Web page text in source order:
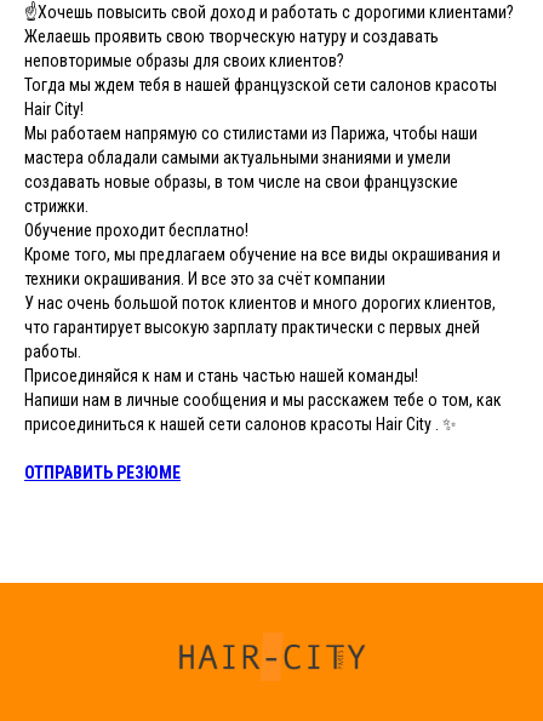
☝️Хочешь повысить свой доход и работать с дорогими клиентами?
Желаешь проявить свою творческую натуру и создавать
неповторимые образы для своих клиентов?
Тогда мы ждем тебя в нашей французской сети салонов красоты
Hair City!
Мы работаем напрямую со стилистами из Парижа, чтобы наши
мастера обладали самыми актуальными знаниями и умели
создавать новые образы, в том числе на свои французские
стрижки.
Обучение проходит бесплатно!
Кроме того, мы предлагаем обучение на все виды окрашивания и
техники окрашивания. И все это за счёт компании
У нас очень большой поток клиентов и много дорогих клиентов,
что гарантирует высокую зарплату практически с первых дней
работы.
Присоединяйся к нам и стань частью нашей команды!
Напиши нам в личные сообщения и мы расскажем тебе о том, как
присоединиться к нашей сети салонов красоты Hair City . ✨
ОТПРАВИТЬ РЕЗЮМЕ